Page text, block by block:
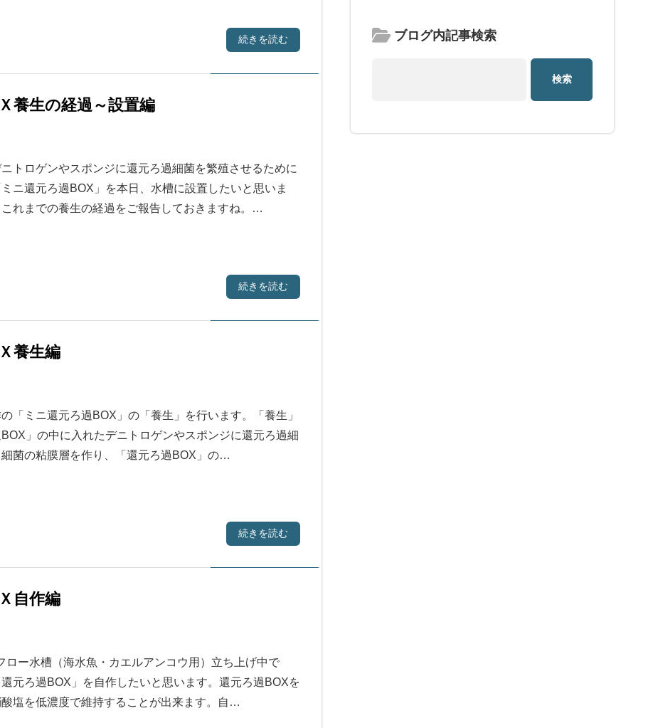
続きを読む
養生の経過～設置編
トロゲンやスポンジに還元ろ過細菌を繁殖させるために
ニ還元ろ過BOX」を本日、水槽に設置したいと思いま
れまでの養生の経過をご報告しておきますね。…
続きを読む
養生編
「ミニ還元ろ過BOX」の「養生」を行います。「養生」
」の中に入れたデニトロゲンやスポンジに還元ろ過細
菌の粘膜層を作り、「還元ろ過BOX」の…
続きを読む
自作編
ロー水槽（海水魚・カエルアンコウ用）立ち上げ中で
元ろ過BOX」を自作したいと思います。還元ろ過BOXを
塩を低濃度で維持することが出来ます。自…
ブログ内記事検索